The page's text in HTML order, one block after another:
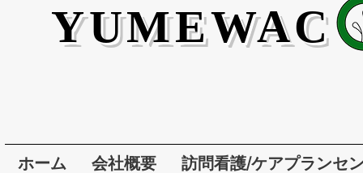
YUMEWAC
ホーム 会社概要 訪問看護/ケアプランセ